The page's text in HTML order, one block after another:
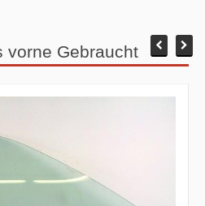
vorne Gebraucht